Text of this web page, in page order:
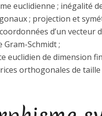
euclidienne ; inégalité
; projection et
d’un vecteur
Schmidt ;
euclidien de
orthogonales de